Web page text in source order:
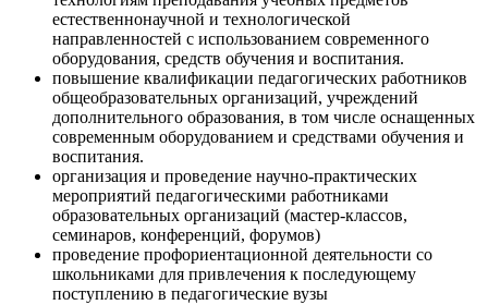
естественнонаучной и технологической
направленностей с использованием современного
оборудования, средств обучения и воспитания.
повышение квалификации педагогических работников
общеобразовательных организаций, учреждений
дополнительного образования, в том числе оснащенных
современным оборудованием и средствами обучения и
воспитания.
организация и проведение научно-практических
мероприятий педагогическими работниками
образовательных организаций (мастер-классов,
семинаров, конференций, форумов)
проведение профориентационной деятельности со
школьниками для привлечения к последующему
поступлению в педагогические вузы